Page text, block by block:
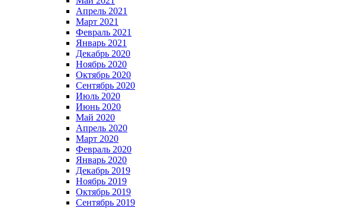
Апрель 2021
Март 2021
Февраль 2021
Январь 2021
Декабрь 2020
Ноябрь 2020
Октябрь 2020
Сентябрь 2020
Июль 2020
Июнь 2020
Май 2020
Апрель 2020
Март 2020
Февраль 2020
Январь 2020
Декабрь 2019
Ноябрь 2019
Октябрь 2019
Сентябрь 2019